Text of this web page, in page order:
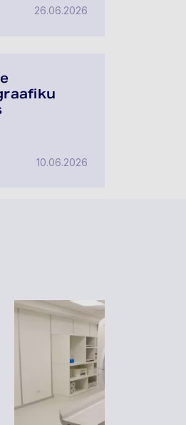
26.06.2026
10.06.2026